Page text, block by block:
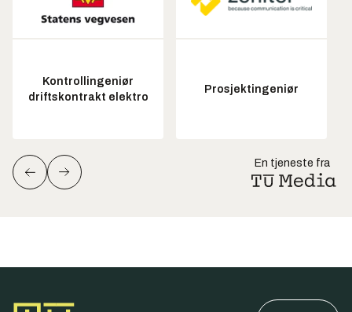
Kontrollingeniør
driftskontrakt elektro
Prosjektingeniør
En tjeneste fra